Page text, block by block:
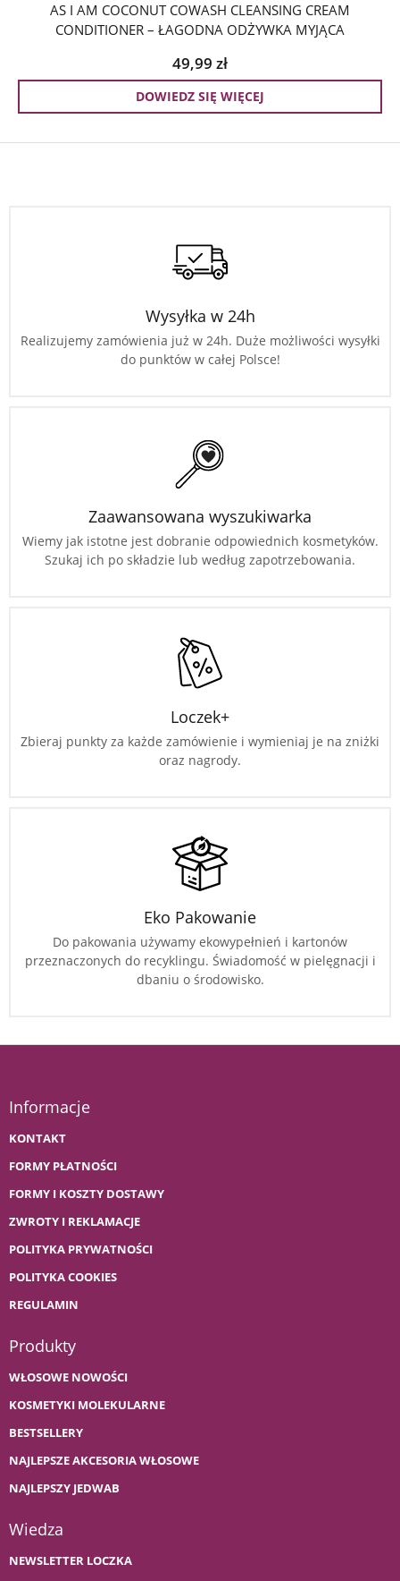
AS I AM COCONUT COWASH CLEANSING CREAM
CONDITIONER – ŁAGODNA ODŻYWKA MYJĄCA
49,99 zł
DOWIEDZ SIĘ WIĘCEJ
Wysyłka w 24h
Realizujemy zamówienia już w 24h. Duże możliwości wysyłki
do punktów w całej Polsce!
Zaawansowana wyszukiwarka
Wiemy jak istotne jest dobranie odpowiednich kosmetyków.
Szukaj ich po składzie lub według zapotrzebowania.
Loczek+
Zbieraj punkty za każde zamówienie i wymieniaj je na zniżki
oraz nagrody.
Eko Pakowanie
Do pakowania używamy ekowypełnień i kartonów
przeznaczonych do recyklingu. Świadomość w pielęgnacji i
dbaniu o środowisko.
Informacje
KONTAKT
FORMY PŁATNOŚCI
FORMY I KOSZTY DOSTAWY
ZWROTY I REKLAMACJE
POLITYKA PRYWATNOŚCI
POLITYKA COOKIES
REGULAMIN
Produkty
WŁOSOWE NOWOŚCI
KOSMETYKI MOLEKULARNE
BESTSELLERY
NAJLEPSZE AKCESORIA WŁOSOWE
NAJLEPSZY JEDWAB
Wiedza
NEWSLETTER LOCZKA